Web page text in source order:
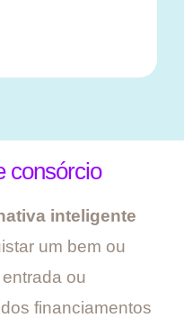
consórcio
inteligente
um bem ou
ou
financiamentos